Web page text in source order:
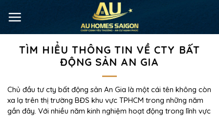
TÌM HIỂU THÔNG TIN VỀ CTY BẤT
ĐỘNG SẢN AN GIA
Chủ đầu tư cty bất động sản An Gia là một cái tên không còn
xa lạ trên thị trường BĐS khu vực TPHCM trong những năm
gần đây. Với nhiều năm kinh nghiệm hoạt động trong lĩnh vực